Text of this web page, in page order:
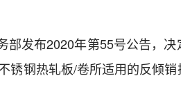
部发布2020年第55号公告，决
锈钢热轧板/卷所适用的反倾